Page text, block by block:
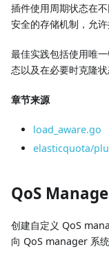
插件使用周期状态在
安全的存储机制，允许
最佳实践包括使用唯
态以及在必要时克隆状
章节来源
load_aware.go
elasticquota/
QoS
创建自定义 QoS
向 QoS manager 系统